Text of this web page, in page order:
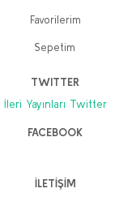
Favorilerim
Sepetim
TWITTER
İleri Yayınları Twitter
FACEBOOK
İLETİŞİM